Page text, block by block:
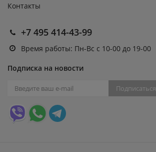
Контакты
+7 495 414-43-99
Время работы: Пн-Вс с 10-00 до 19-00
Подписка на новости
Подписаться